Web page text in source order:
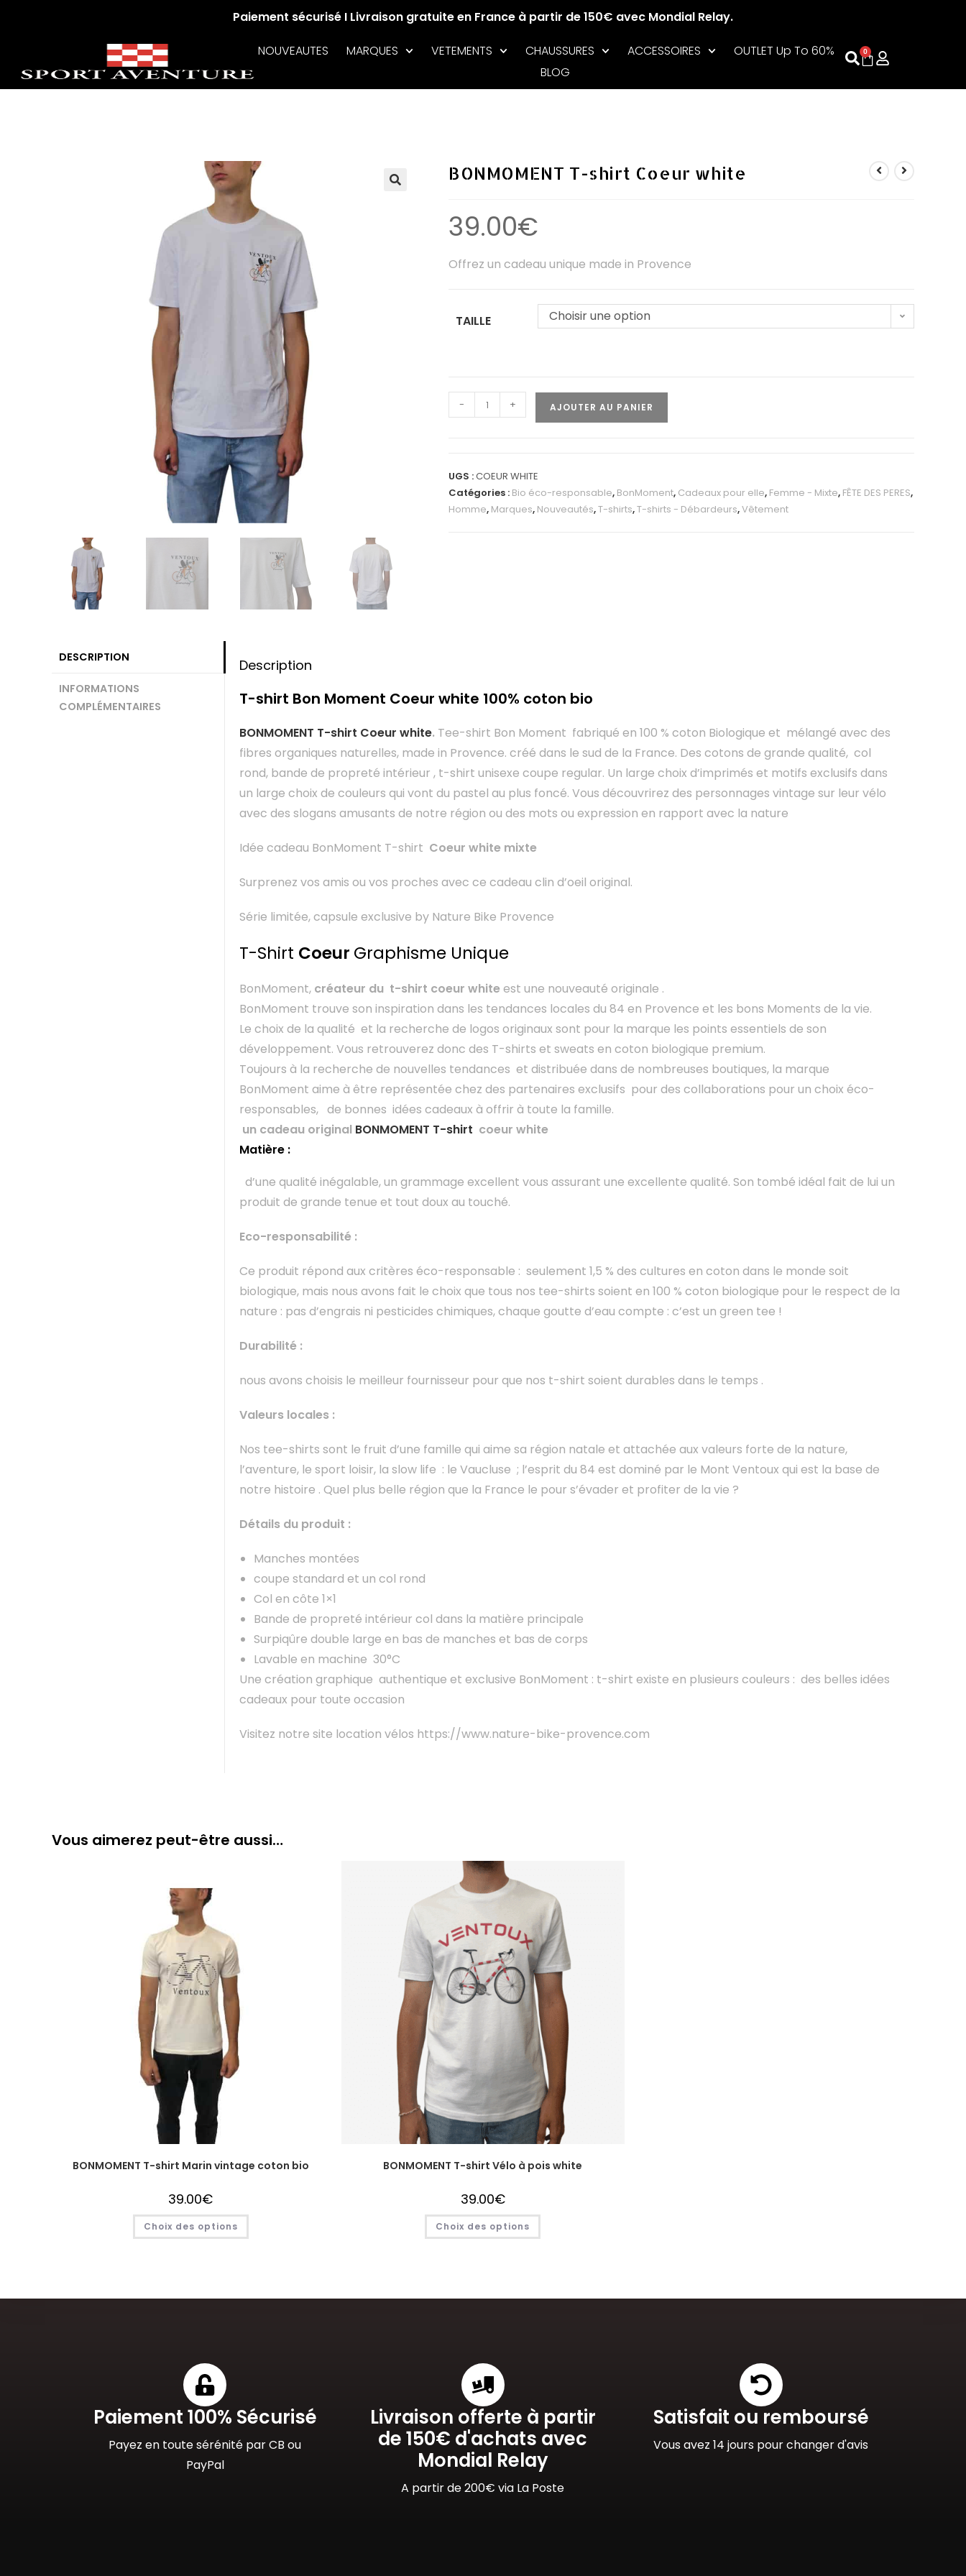
Paiement sécurisé I Livraison gratuite en France à partir de 150€ avec Mondial Relay.
NOUVEAUTES MARQUES VETEMENTS CHAUSSURES ACCESSOIRES
OUTLET Up To 60%
BLOG
0
BONMOMENT T-shirt Coeur white
39.00€
Offrez un cadeau unique made in Provence
TAILLE Choisir une option
- + AJOUTER AU PANIER
UGS :COEUR WHITE
Catégories : Bio éco-responsable, BonMoment, Cadeaux pour elle, Femme - Mixte, FÊTE DES PERES,
Homme, Marques, Nouveautés,T-shirts,T-shirts - Débardeurs,Vêtement
DESCRIPTION
INFORMATIONS
COMPLÉMENTAIRES
Description
T-shirt Bon Moment Coeur white 100% coton bio
BONMOMENT T-shirt Coeur white. Tee-shirt Bon Moment fabriqué en 100 % coton Biologique et mélangé avec des
fibres organiques naturelles, made in Provence. créé dans le sud de la France. Des cotons de grande qualité, col
rond, bande de propreté intérieur , t-shirt unisexe coupe regular. Un large choix d’imprimés et motifs exclusifs dans
un large choix de couleurs qui vont du pastel au plus foncé. Vous découvrirez des personnages vintage sur leur vélo
avec des slogans amusants de notre région ou des mots ou expression en rapport avec la nature
Idée cadeau BonMoment T-shirt Coeur white mixte
Surprenez vos amis ou vos proches avec ce cadeau clin d’oeil original.
Série limitée, capsule exclusive by Nature Bike Provence
T-Shirt Coeur Graphisme Unique
BonMoment, créateur du t-shirt coeur white est une nouveauté originale .
BonMoment trouve son inspiration dans les tendances locales du 84 en Provence et les bons Moments de la vie.
Le choix de la qualité et la recherche de logos originaux sont pour la marque les points essentiels de son
développement. Vous retrouverez donc des T-shirts et sweats en coton biologique premium.
Toujours à la recherche de nouvelles tendances et distribuée dans de nombreuses boutiques, la marque
BonMoment aime à être représentée chez des partenaires exclusifs pour des collaborations pour un choix éco-
responsables, de bonnes idées cadeaux à offrir à toute la famille.
un cadeau original BONMOMENT T-shirt coeur white
Matière :
d’une qualité inégalable, un grammage excellent vous assurant une excellente qualité. Son tombé idéal fait de lui un
produit de grande tenue et tout doux au touché.
Eco-responsabilité :
Ce produit répond aux critères éco-responsable : seulement 1,5 % des cultures en coton dans le monde soit
biologique, mais nous avons fait le choix que tous nos tee-shirts soient en 100 % coton biologique pour le respect de la
nature : pas d’engrais ni pesticides chimiques, chaque goutte d’eau compte : c’est un green tee !
Durabilité :
nous avons choisis le meilleur fournisseur pour que nos t-shirt soient durables dans le temps .
Valeurs locales :
Nos tee-shirts sont le fruit d’une famille qui aime sa région natale et attachée aux valeurs forte de la nature,
l’aventure, le sport loisir, la slow life : le Vaucluse ; l’esprit du 84 est dominé par le Mont Ventoux qui est la base de
notre histoire . Quel plus belle région que la France le pour s’évader et profiter de la vie ?
Détails du produit :
Manches montées
coupe standard et un col rond
Col en côte 1×1
Bande de propreté intérieur col dans la matière principale
Surpiqûre double large en bas de manches et bas de corps
Lavable en machine 30°C
Une création graphique authentique et exclusive BonMoment : t-shirt existe en plusieurs couleurs : des belles idées
cadeaux pour toute occasion
Visitez notre site location vélos https://www.nature-bike-provence.com
Vous aimerez peut-être aussi…
BONMOMENT T-shirt Marin vintage coton bio
39.00€
Choix des options
BONMOMENT T-shirt Vélo à pois white
39.00€
Choix des options
Paiement 100% Sécurisé
Payez en toute sérénité par CB ou
PayPal
Livraison offerte à partir
de 150€ d'achats avec
Mondial Relay
A partir de 200€ via La Poste
Satisfait ou remboursé
Vous avez 14 jours pour changer d'avis